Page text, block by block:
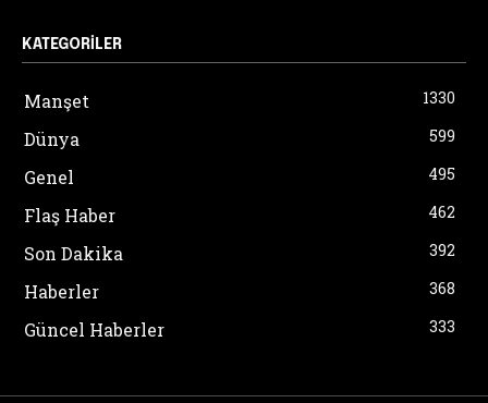
KATEGORILER
Manşet 1330
Dünya 599
Genel 495
Flaş Haber 462
Son Dakika 392
Haberler 368
Güncel Haberler 333